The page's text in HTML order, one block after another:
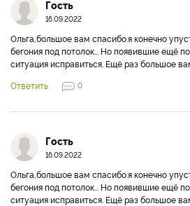
Гость
16.09.2022
Ольга,большое вам спасибо.я конечно
бегония под потолок... Но появившие ещё
ситуация исправиться. Ещё раз большое
Ответить
0
Гость
16.09.2022
Ольга,большое вам спасибо.я конечно
бегония под потолок... Но появившие ещё
ситуация исправиться. Ещё раз большое